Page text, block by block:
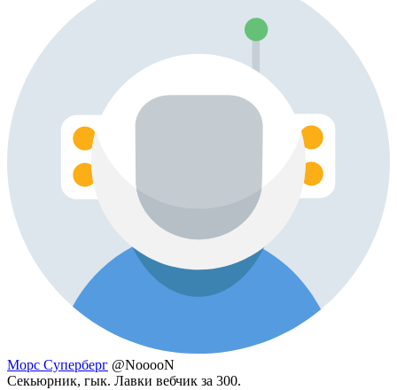
Морс Суперберг @NooooN
Секьюрник, гык. Лавки вебчик за 300.